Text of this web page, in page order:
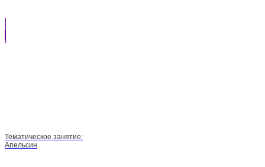
Тематическое занятие:
Апельсин